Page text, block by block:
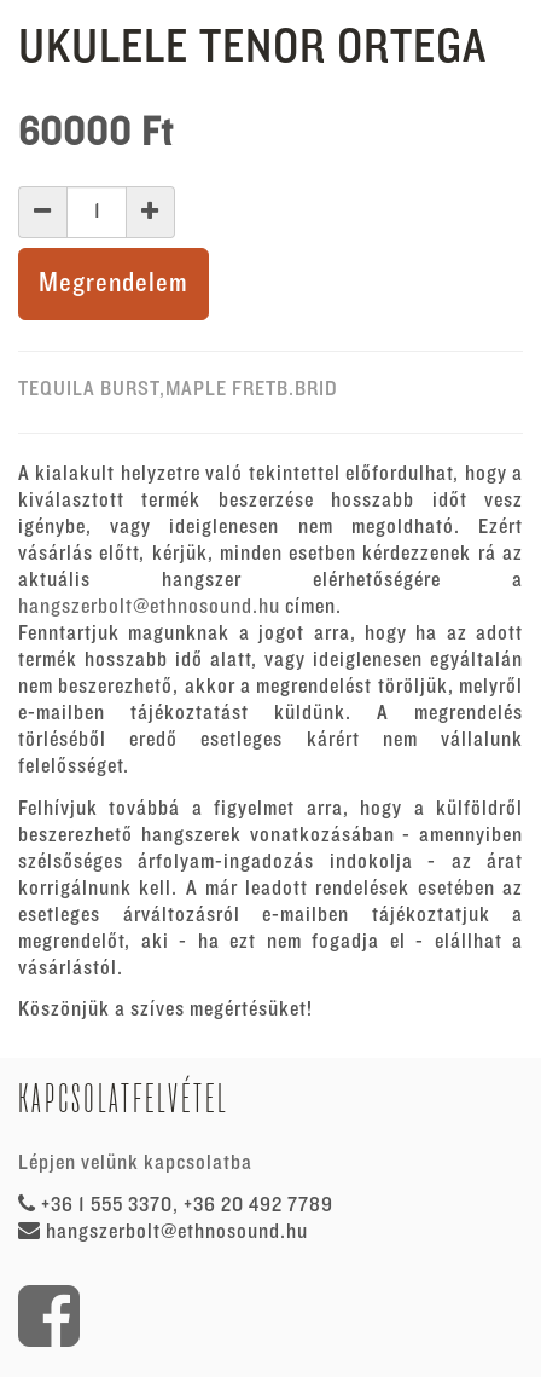
UKULELE TENOR ORTEGA
60000 Ft
Megrendelem
TEQUILA BURST,MAPLE FRETB.BRID
A kialakult helyzetre való tekintettel előfordulhat, hogy a
kiválasztott termék beszerzése hosszabb időt vesz
igénybe, vagy ideiglenesen nem megoldható. Ezért
vásárlás előtt, kérjük, minden esetben kérdezzenek rá az
aktuális hangszer elérhetőségére a
hangszerbolt@ethnosound.hu címen.
Fenntartjuk magunknak a jogot arra, hogy ha az adott
termék hosszabb idő alatt, vagy ideiglenesen egyáltalán
nem beszerezhető, akkor a megrendelést töröljük, melyről
e-mailben tájékoztatást küldünk. A megrendelés
törléséből eredő esetleges kárért nem vállalunk
felelősséget.
Felhívjuk továbbá a figyelmet arra, hogy a külföldről
beszerezhető hangszerek vonatkozásában - amennyiben
szélsőséges árfolyam-ingadozás indokolja - az árat
korrigálnunk kell. A már leadott rendelések esetében az
esetleges árváltozásról e-mailben tájékoztatjuk a
megrendelőt, aki - ha ezt nem fogadja el - elállhat a
vásárlástól.
Köszönjük a szíves megértésüket!
KAPCSOLATFELVÉTEL
Lépjen velünk kapcsolatba
+36 1 555 3370, +36 20 492 7789
hangszerbolt@ethnosound.hu